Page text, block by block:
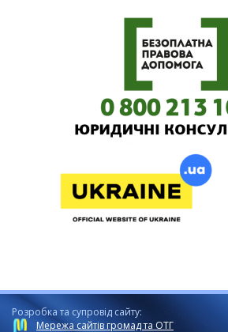
Розробка та супровід сайту:
Мережа сайтів громад та ОТГ